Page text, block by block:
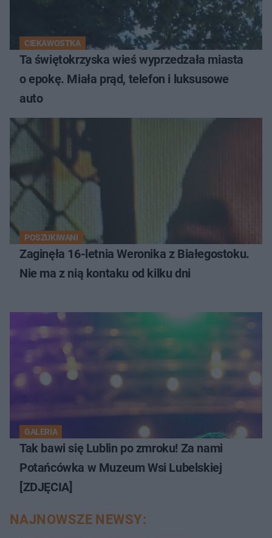
CIEKAWOSTKA
Ta świętokrzyska wieś wyprzedzała miasta
o epokę. Miała prąd, telefon i luksusowe
auto
POSZUKIWANI
Zaginęła 16-letnia Weronika z Białegostoku.
Nie ma z nią kontaku od kilku dni
GALERIA
Tak bawi się Lublin po zmroku! Za nami
Potańcówka w Muzeum Wsi Lubelskiej
[ZDJĘCIA]
NAJNOWSZE NEWSY: